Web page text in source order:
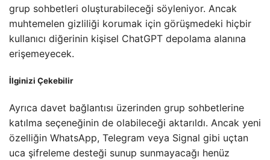
grup sohbetleri oluşturabileceği söyleniyor. Ancak
muhtemelen gizliliği korumak için görüşmedeki hiçbir
kullanıcı diğerinin kişisel ChatGPT depolama alanına
erişemeyecek.
İlginizi Çekebilir
Ayrıca davet bağlantısı üzerinden grup sohbetlerine
katılma seçeneğinin de olabileceği aktarıldı. Ancak yeni
özelliğin WhatsApp, Telegram veya Signal gibi uçtan
uca şifreleme desteği sunup sunmayacağı henüz